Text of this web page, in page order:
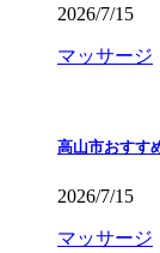
2026/7/15
マッサージ
高山市おすす
2026/7/15
マッサージ